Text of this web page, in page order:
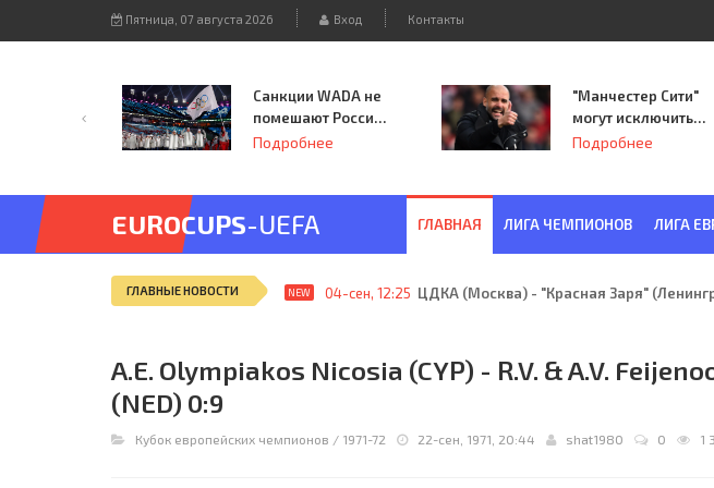
Пятница, 07 августа 2026 Вход Контакты
Санкции WADA не
помешают России
принять
Подробнее
"Манчестер Сити"
могут исключить
из Лиги
Подробнее
EUROCUPS-UEFA ГЛАВНАЯ ЛИГА ЧЕМПИОНОВ ЛИГА
ГЛАВНЫЕ НОВОСТИ NEW 04-сен, 12:25 ЦДКА (Москва) - "Красная Заря"
A.E. Olympiakos Nicosia (CYP) - R.V. & A.V.
(NED) 0:9
Кубок европейских чемпионов / 1971-72 22-сен, 1971, 20:44 shat1980 0 1